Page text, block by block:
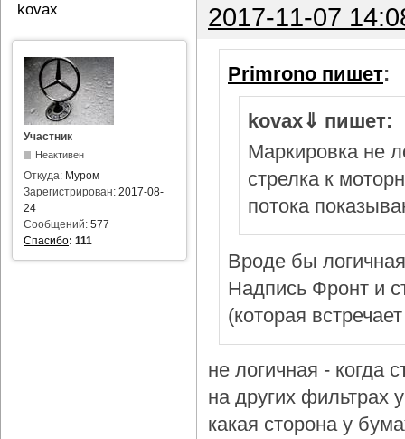
kovax 2017-11-07
Участник
Неактивен
Откуда: Муром
Зарегистрирован: 2017-08-
24
Сообщений: 577
Спасибо: 111
Primrono пишет:
kovax⇓ пишет:
Маркировка не
стрелка к
потока
Вроде бы
Надпись Фронт и
(которая
не логичная - когда
на других фильтрах
какая сторона у